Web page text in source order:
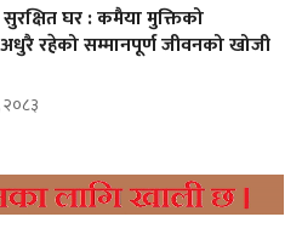
घर : कमैया मुक्तिको
रहेको सम्मानपूर्ण जीवनको खोजी
२०८३